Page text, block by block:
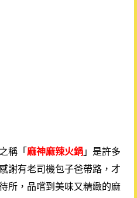
之稱「 麻神麻辣火鍋 」是許多
謝有老司機包子爸帶路，才
所，品嚐到美味又精緻的麻